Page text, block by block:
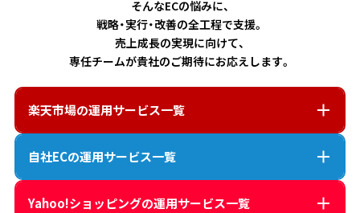
そんなECの悩みに、
戦略・実行・改善の全工程で支援。
売上成長の実現に向けて、
専任チームが貴社のご期待にお応えします。
楽天市場の運用サービス一覧
自社ECの運用サービス一覧
Yahoo!ショッピングの運用サービス一覧